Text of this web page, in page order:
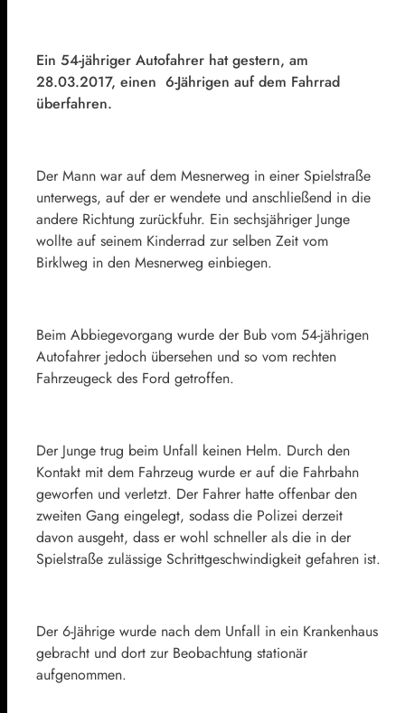
Ein 54-jähriger Autofahrer hat gestern, am
28.03.2017, einen 6-Jährigen auf dem Fahrrad
überfahren.
Der Mann war auf dem Mesnerweg in einer Spielstraße
unterwegs, auf der er wendete und anschließend in die
andere Richtung zurückfuhr. Ein sechsjähriger Junge
wollte auf seinem Kinderrad zur selben Zeit vom
Birklweg in den Mesnerweg einbiegen.
Beim Abbiegevorgang wurde der Bub vom 54-jährigen
Autofahrer jedoch übersehen und so vom rechten
Fahrzeugeck des Ford getroffen.
Der Junge trug beim Unfall keinen Helm. Durch den
Kontakt mit dem Fahrzeug wurde er auf die Fahrbahn
geworfen und verletzt. Der Fahrer hatte offenbar den
zweiten Gang eingelegt, sodass die Polizei derzeit
davon ausgeht, dass er wohl schneller als die in der
Spielstraße zulässige Schrittgeschwindigkeit gefahren ist.
Der 6-Jährige wurde nach dem Unfall in ein Krankenhaus
gebracht und dort zur Beobachtung stationär
aufgenommen.